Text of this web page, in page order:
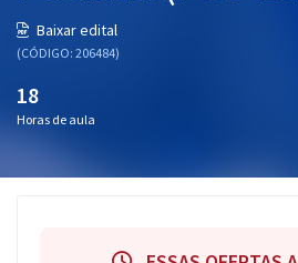
Baixar edital
(CÓDIGO: 206484)
18
Horas de aula